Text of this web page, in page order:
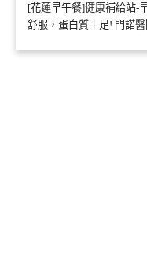
[花蓮早午餐]健康補給站-
舒服，蛋白質十足! 門諾